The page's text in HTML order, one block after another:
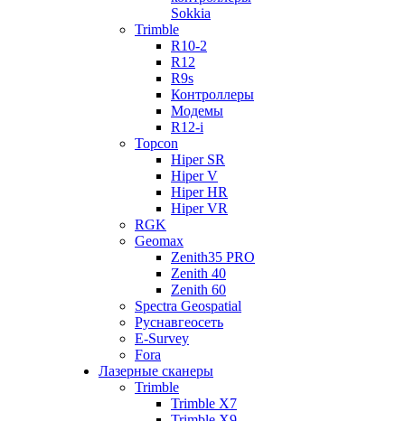
Sokkia
Trimble
R10-2
R12
R9s
Контроллеры
Модемы
R12-i
Topcon
Hiper SR
Hiper V
Hiper HR
Hiper VR
RGK
Geomax
Zenith35 PRO
Zenith 40
Zenith 60
Spectra Geospatial
Руснавгеосеть
E-Survey
Fora
Лазерные сканеры
Trimble
Trimble X7